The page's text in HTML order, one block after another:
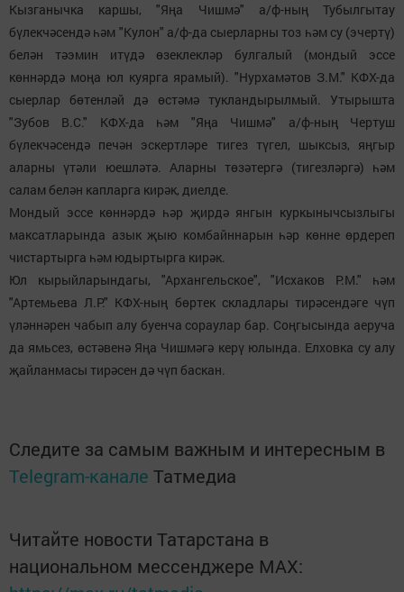
Кызганычка каршы, "Яңа Чишмә" а/ф-ның Тубылгытау
бүлекчәсендә һәм "Кулон" а/ф-да сыерларны тоз һәм су (эчертү)
белән тәэмин итүдә өзеклекләр булгалый (мондый эссе
көннәрдә моңа юл куярга ярамый). "Нурхамәтов З.М." КФХ-да
сыерлар бөтенләй дә өстәмә тукландырылмый. Утырышта
"Зубов В.С." КФХ-да һәм "Яңа Чишмә" а/ф-ның Чертуш
бүлекчәсендә печән эскертләре тигез түгел, шыксыз, яңгыр
аларны үтәли юешләтә. Аларны төзәтергә (тигезләргә) һәм
салам белән капларга кирәк, диелде.
Мондый эссе көннәрдә һәр җирдә янгын куркынычсызлыгы
максатларында азык җыю комбайннарын һәр көнне өрдереп
чистартырга һәм юдыртырга кирәк.
Юл кырыйларындагы, "Архангельское", "Исхаков Р.М." һәм
"Артемьева Л.Р." КФХ-ның бөртек складлары тирәсендәге чүп
үләннәрен чабып алу буенча сораулар бар. Соңгысында аеруча
да ямьсез, өстәвенә Яңа Чишмәгә керү юлында. Елховка су алу
җайланмасы тирәсен дә чүп баскан.
Следите за самым важным и интересным в
Telegram-канале Татмедиа
Читайте новости Татарстана в
национальном мессенджере MАХ: